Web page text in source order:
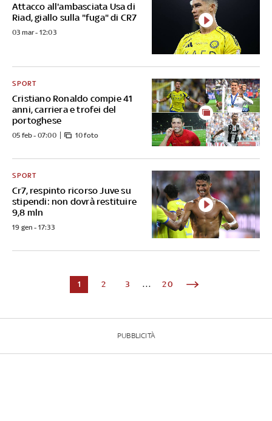
Attacco all'ambasciata Usa di
Riad, giallo sulla "fuga" di CR7
03 mar - 12:03
Cristiano Ronaldo compie 41
anni, carriera e trofei del
portoghese
SPORT
05 feb - 07:00 10 foto
Cr7, respinto ricorso Juve su
stipendi: non dovrà restituire
9,8 mln
SPORT
19 gen - 17:33
1 2 3 ... 20
PUBBLICITÀ